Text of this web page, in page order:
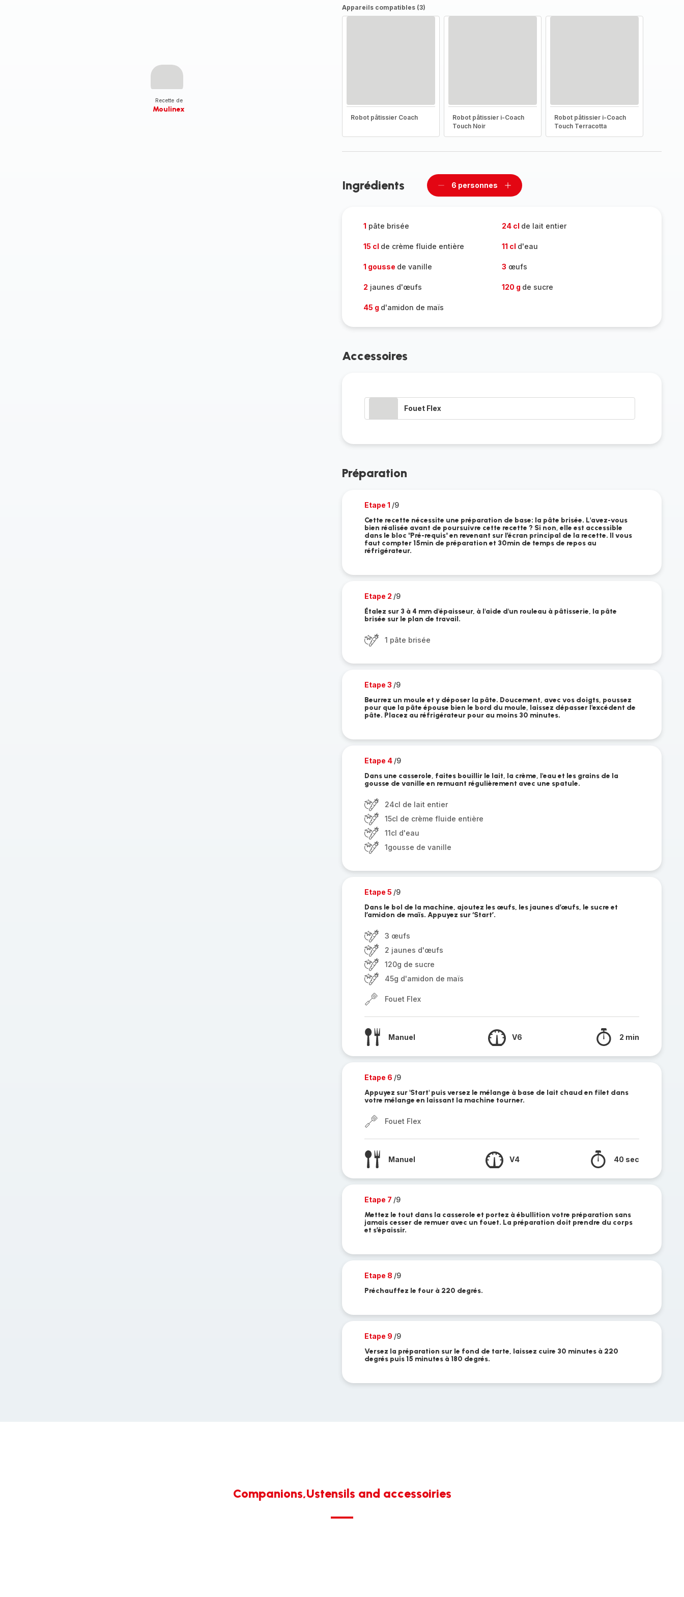
Recette de
Moulinex
Appareils compatibles (3)
Robot pâtissier Coach
Robot pâtissier i-Coach
Touch Noir
Robot pâtissier i-Coach
Touch Terracotta
Ingrédients
Supprimer
6 personnes
Ajouter
1 pâte brisée 24 cl de lait entier
15 cl de crème fluide entière 11 cl d'eau
1 gousse de vanille 3 œufs
2 jaunes d'œufs 120 g de sucre
45 g d'amidon de maïs
Accessoires
Fouet Flex
Préparation
Etape 1 /9
Cette recette nécessite une préparation de base: la pâte brisée. L'avez-vous
bien réalisée avant de poursuivre cette recette ? Si non, elle est accessible
dans le bloc "Pré-requis" en revenant sur l’écran principal de la recette. Il vous
faut compter 15min de préparation et 30min de temps de repos au
réfrigérateur.
Etape 2 /9
Étalez sur 3 à 4 mm d'épaisseur, à l'aide d'un rouleau à pâtisserie, la pâte
brisée sur le plan de travail.
1 pâte brisée
Etape 3 /9
Beurrez un moule et y déposer la pâte. Doucement, avec vos doigts, poussez
pour que la pâte épouse bien le bord du moule, laissez dépasser l'excédent de
pâte. Placez au réfrigérateur pour au moins 30 minutes.
Etape 4 /9
Dans une casserole, faites bouillir le lait, la crème, l'eau et les grains de la
gousse de vanille en remuant régulièrement avec une spatule.
24cl de lait entier
15cl de crème fluide entière
11cl d'eau
1gousse de vanille
Etape 5 /9
Dans le bol de la machine, ajoutez les œufs, les jaunes d’œufs, le sucre et
l’amidon de maïs. Appuyez sur ‘Start’.
3 œufs
2 jaunes d'œufs
120g de sucre
45g d'amidon de maïs
Fouet Flex
Manuel V6 2 min
Etape 6 /9
Appuyez sur 'Start' puis versez le mélange à base de lait chaud en filet dans
votre mélange en laissant la machine tourner.
Fouet Flex
Manuel V4 40 sec
Etape 7 /9
Mettez le tout dans la casserole et portez à ébullition votre préparation sans
jamais cesser de remuer avec un fouet. La préparation doit prendre du corps
et s’épaissir.
Etape 8 /9
Préchauffez le four à 220 degrés.
Etape 9 /9
Versez la préparation sur le fond de tarte, laissez cuire 30 minutes à 220
degrés puis 15 minutes à 180 degrés.
Companions,Ustensils and accessoiries